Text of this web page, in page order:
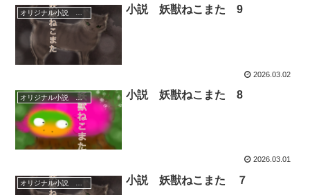
小説 妖獣ねこまた 9
2026.03.02
オリジナル小説 エッセイ 小説 妖獣ねこまた 8
2026.03.01
小説 妖獣ねこまた ７